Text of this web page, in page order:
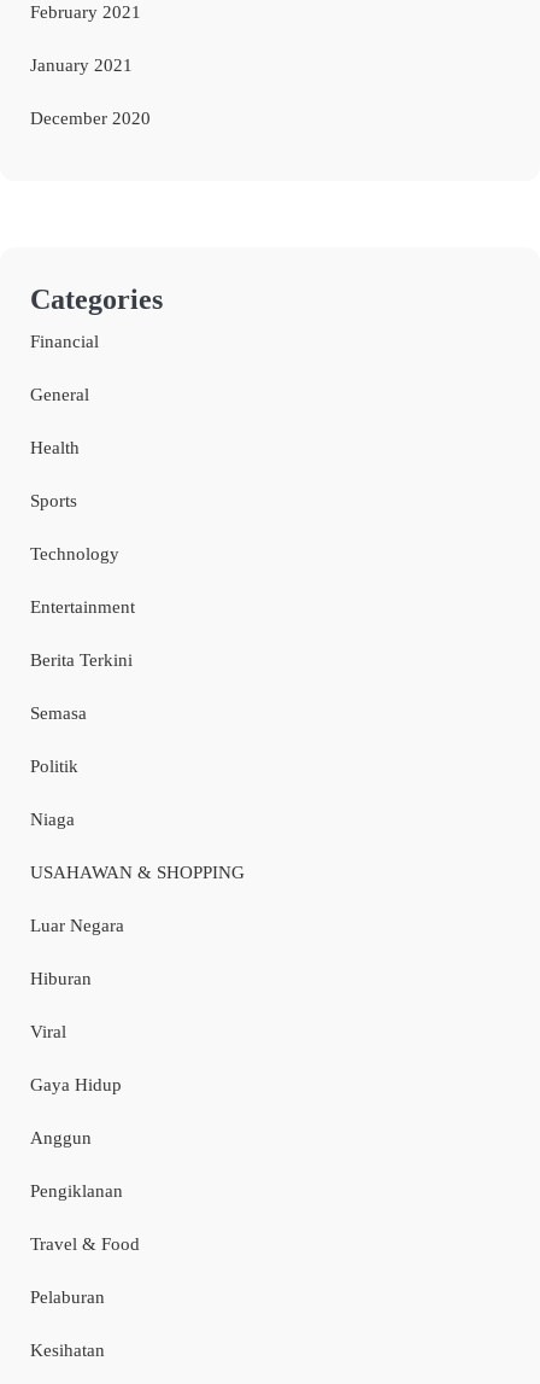
February 2021
January 2021
December 2020
Categories
Financial
General
Health
Sports
Technology
Entertainment
Berita Terkini
Semasa
Politik
Niaga
USAHAWAN & SHOPPING
Luar Negara
Hiburan
Viral
Gaya Hidup
Anggun
Pengiklanan
Travel & Food
Pelaburan
Kesihatan